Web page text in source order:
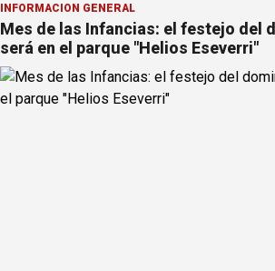
INFORMACION GENERAL
Mes de las Infancias: el festejo del
será en el parque "Helios Eseverri"